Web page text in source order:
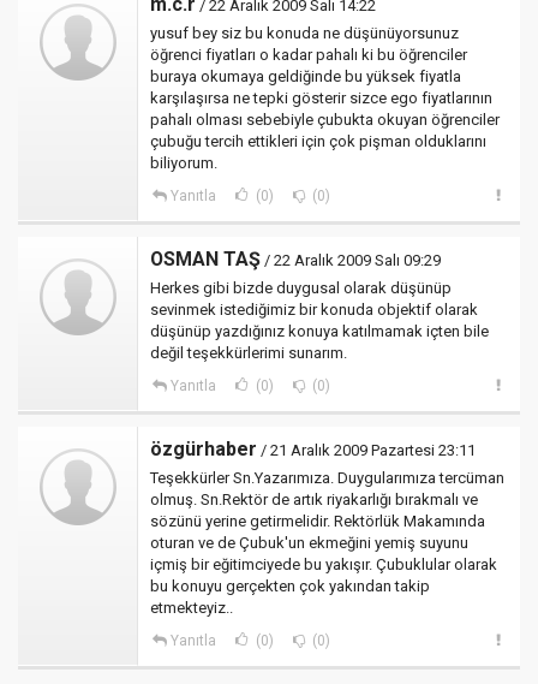
/ 22 Aralık 2009 Salı 14:22
yusuf bey siz bu konuda ne düşünüyorsunuz
öğrenci fiyatları o kadar pahalı ki bu öğrenciler
buraya okumaya geldiğinde bu yüksek fiyatla
karşılaşırsa ne tepki gösterir sizce ego fiyatlarının
pahalı olması sebebiyle çubukta okuyan öğrenciler
çubuğu tercih ettikleri için çok pişman olduklarını
biliyorum.
Yanıtla (0) (0)
OSMAN TAŞ / 22 Aralık 2009 Salı 09:29
Herkes gibi bizde duygusal olarak düşünüp
sevinmek istediğimiz bir konuda objektif olarak
düşünüp yazdığınız konuya katılmamak içten bile
değil teşekkürlerimi sunarım.
Yanıtla (0) (0)
özgürhaber / 21 Aralık 2009 Pazartesi 23:11
Teşekkürler Sn.Yazarımıza. Duygularımıza tercüman
olmuş. Sn.Rektör de artık riyakarlığı bırakmalı ve
sözünü yerine getirmelidir. Rektörlük Makamında
oturan ve de Çubuk'un ekmeğini yemiş suyunu
içmiş bir eğitimciyede bu yakışır. Çubuklular olarak
bu konuyu gerçekten çok yakından takip
etmekteyiz..
Yanıtla (0) (0)